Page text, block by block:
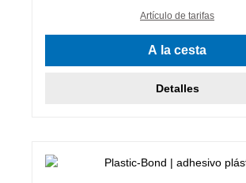
Artículo de tarifas
A la cesta
Detalles